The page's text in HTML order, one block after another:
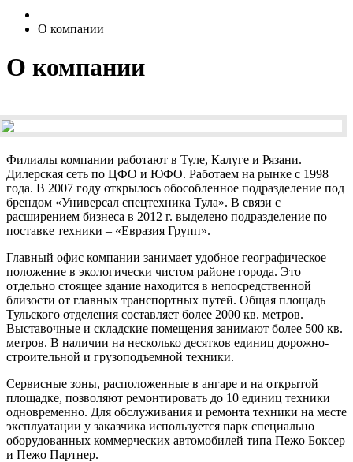
О компании
О компании
Филиалы компании работают в Туле, Калуге и Рязани.
Дилерская сеть по ЦФО и ЮФО. Работаем на рынке с 1998
года. В 2007 году открылось обособленное подразделение под
брендом «Универсал спецтехника Тула». В связи с
расширением бизнеса в 2012 г. выделено подразделение по
поставке техники – «Евразия Групп».
Главный офис компании занимает удобное географическое
положение в экологически чистом районе города. Это
отдельно стоящее здание находится в непосредственной
близости от главных транспортных путей. Общая площадь
Тульского отделения составляет более 2000 кв. метров.
Выставочные и складские помещения занимают более 500 кв.
метров. В наличии на несколько десятков единиц дорожно-
строительной и грузоподъемной техники.
Сервисные зоны, расположенные в ангаре и на открытой
площадке, позволяют ремонтировать до 10 единиц техники
одновременно. Для обслуживания и ремонта техники на месте
эксплуатации у заказчика используется парк специально
оборудованных коммерческих автомобилей типа Пежо Боксер
и Пежо Партнер.